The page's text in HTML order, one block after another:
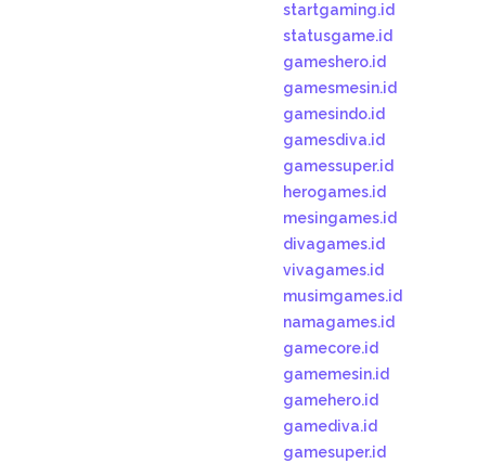
startgaming.id
statusgame.id
gameshero.id
gamesmesin.id
gamesindo.id
gamesdiva.id
gamessuper.id
herogames.id
mesingames.id
divagames.id
vivagames.id
musimgames.id
namagames.id
gamecore.id
gamemesin.id
gamehero.id
gamediva.id
gamesuper.id